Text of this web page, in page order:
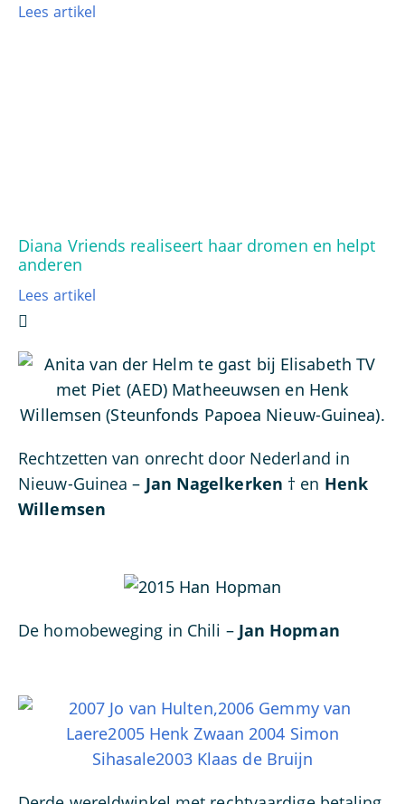
Lees artikel
Diana Vriends realiseert haar dromen en helpt
anderen
Lees artikel
Rechtzetten van onrecht door Nederland in
Nieuw-Guinea – Jan Nagelkerken † en Henk
Willemsen
De homobeweging in Chili – Jan Hopman